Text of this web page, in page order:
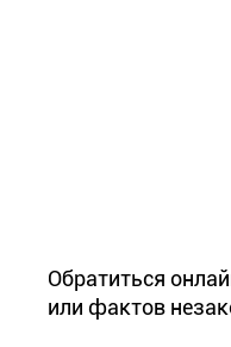
Обратиться
или фактов